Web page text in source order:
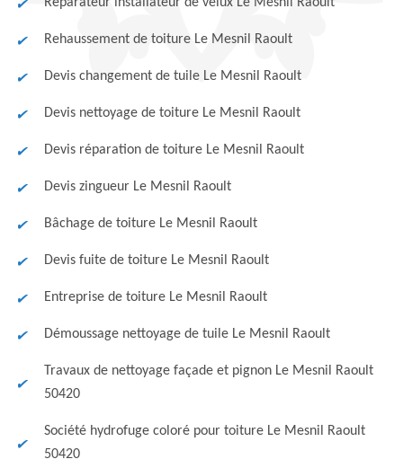
Rehaussement de toiture Le Mesnil Raoult
Devis changement de tuile Le Mesnil Raoult
Devis nettoyage de toiture Le Mesnil Raoult
Devis réparation de toiture Le Mesnil Raoult
Devis zingueur Le Mesnil Raoult
Bâchage de toiture Le Mesnil Raoult
Devis fuite de toiture Le Mesnil Raoult
Entreprise de toiture Le Mesnil Raoult
Démoussage nettoyage de tuile Le Mesnil Raoult
Travaux de nettoyage façade et pignon Le Mesnil Raoult
50420
Société hydrofuge coloré pour toiture Le Mesnil Raoult
50420